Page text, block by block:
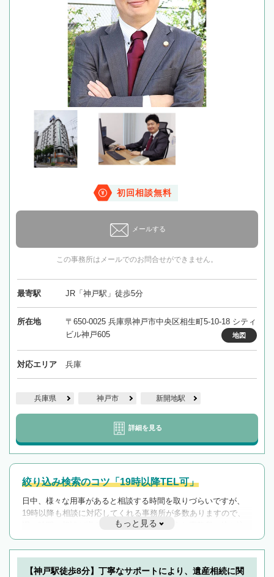
初回相談無料
メールする
この事務所はメールでのお問合せができません。
最寄駅 JR「神戸駅」徒歩5分
所在地
〒650-0025 兵庫県神戸市中央区相生町5-10-18 シティ
ビル神戸605
地図
対応エリア 兵庫
兵庫県 神戸市 新開地駅
詳細を見る
絞り込み検索のコツ「19時以降TEL可」
日中、様々な用事があると相談する時間を取りづらいですが、
19時以降も相談に対応してくれる事務所が多数ありますので、
遅い時間の相談が増えそうな場合はそのような事務所に絞り込
んで検索してみましょう。
19時以降TEL可の条件
を加えて再検索
もっと見る
【神戸駅徒歩8分】丁寧なサポートにより、遺産相続に関